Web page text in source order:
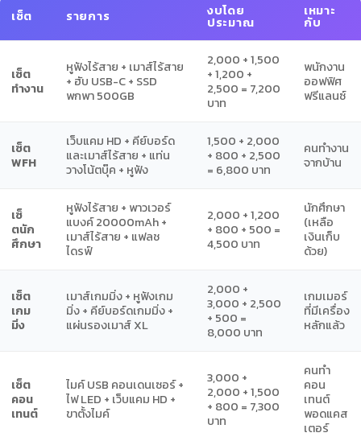
เซ็ต รายการ งบโดย
ประมาณ
เหมาะ
กับ
เซ็ต
ทำงาน
หูฟังไร้สาย + เมาส์ไร้สาย
+ ฮับ USB-C + SSD
พกพา 500GB
2,000 + 1,500
+ 1,200 +
2,500 = 7,200
บาท
พนักงาน
ออฟฟิศ
ฟรีแลนซ์
เซ็ต
WFH
เว็บแคม HD + คีย์บอร์ด
และเมาส์ไร้สาย + แท่น
วางโน้ตบุ๊ค + หูฟัง
1,500 + 2,000
+ 800 + 2,500
= 6,800 บาท
คนทำงาน
จากบ้าน
เซ็
ตนัก
ศึกษา
หูฟังไร้สาย + พาวเวอร์
แบงค์ 20000mAh +
เมาส์ไร้สาย + แฟลช
ไดรฟ์
2,000 + 1,200
+ 800 + 500 =
4,500 บาท
นักศึกษา
(เหลือ
เงินเก็บ
ด้วย)
เซ็ต
เกม
มิ่ง
เมาส์เกมมิ่ง + หูฟังเกม
มิ่ง + คีย์บอร์ดเกมมิ่ง +
แผ่นรองเมาส์ XL
2,000 +
3,000 + 2,500
+ 500 =
8,000 บาท
เกมเมอร์
ที่มีเครื่อง
หลักแล้ว
เซ็ต
คอน
เทนต์
ไมค์ USB คอนเดนเซอร์ +
ไฟ LED + เว็บแคม HD +
ขาตั้งไมค์
3,000 +
2,000 + 1,500
+ 800 = 7,300
บาท
คนทำ
คอน
เทนต์
พอดแคส
เตอร์